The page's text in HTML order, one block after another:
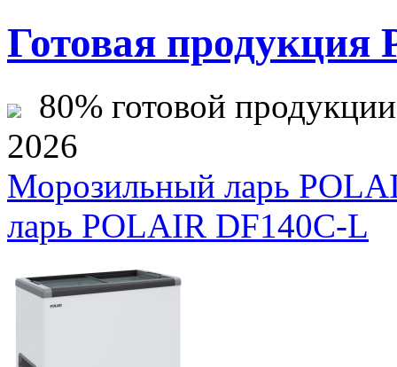
Готовая продукция
80% готовой
2026
Морозильный ларь
ларь POLAIR DF140C-L